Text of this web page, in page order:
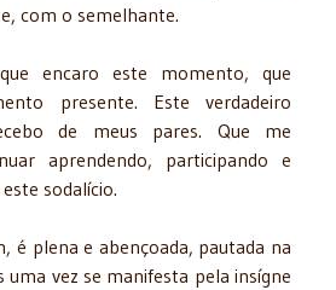
com o semelhante.
encaro este momento, que
presente. Este verdadeiro
de meus pares. Que me
aprendendo, participando e
sodalício.
é plena e abençoada, pautada na
uma vez se manifesta pela insígne